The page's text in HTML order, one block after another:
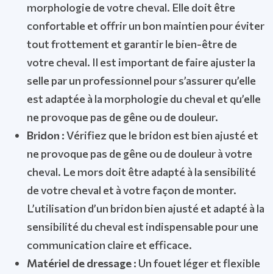
morphologie de votre cheval. Elle doit être
confortable et offrir un bon maintien pour éviter
tout frottement et garantir le bien-être de
votre cheval. Il est important de faire ajuster la
selle par un professionnel pour s’assurer qu’elle
est adaptée à la morphologie du cheval et qu’elle
ne provoque pas de gêne ou de douleur.
Bridon :Vérifiez que le bridon est bien ajusté et
ne provoque pas de gêne ou de douleur à votre
cheval. Le mors doit être adapté à la sensibilité
de votre cheval et à votre façon de monter.
L’utilisation d’un bridon bien ajusté et adapté à la
sensibilité du cheval est indispensable pour une
communication claire et efficace.
Matériel de dressage : Un fouet léger et flexible